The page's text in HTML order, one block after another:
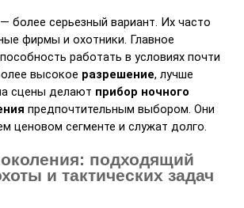
— более серьезный вариант. Их часто
фирмы и охотники. Главное
работать в условиях почти
высокое разрешение, лучше
сцены делают прибор ночного
предпочтительным выбором. Они
ценовом сегменте и служат долго.
подходящий
и тактических задач